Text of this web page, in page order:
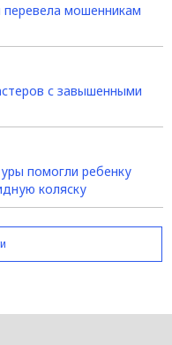
мошенникам
с завышенными
помогли ребенку
коляску